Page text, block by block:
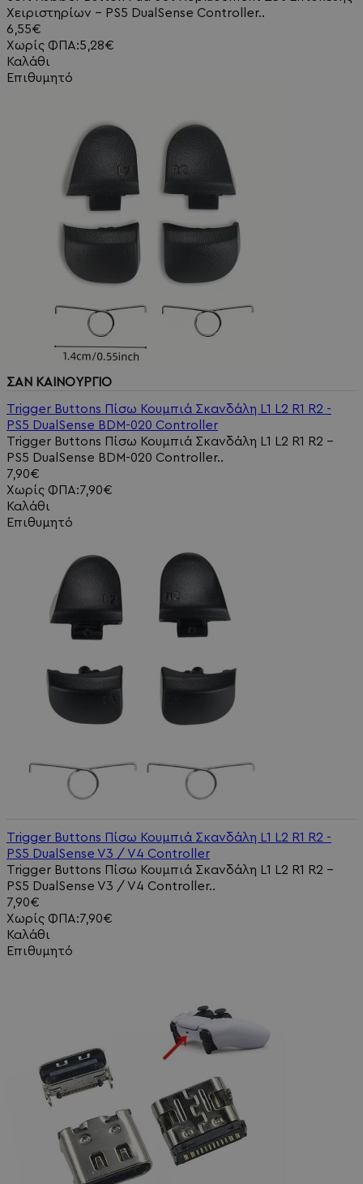
Χειριστηρίων - PS5 DualSense Controller..
6,55€
Χωρίς ΦΠΑ:5,28€
Καλάθι
Επιθυμητό
ΣΑΝ ΚΑΙΝΟΥΡΓΙΟ
Trigger Buttons Πίσω Κουμπιά Σκανδάλη L1 L2 R1 R2 -
PS5 DualSense BDM-020 Controller
Trigger Buttons Πίσω Κουμπιά Σκανδάλη L1 L2 R1 R2 -
PS5 DualSense BDM-020 Controller..
7,90€
Χωρίς ΦΠΑ:7,90€
Καλάθι
Επιθυμητό
Trigger Buttons Πίσω Κουμπιά Σκανδάλη L1 L2 R1 R2 -
PS5 DualSense V3 / V4 Controller
Trigger Buttons Πίσω Κουμπιά Σκανδάλη L1 L2 R1 R2 -
PS5 DualSense V3 / V4 Controller..
7,90€
Χωρίς ΦΠΑ:7,90€
Καλάθι
Επιθυμητό